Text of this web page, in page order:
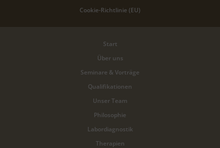
Cookie-Richtlinie (EU)
Start
Über uns
Seminare & Vorträge
Qualifikationen
Unser Team
Philosophie
Labordiagnostik
Therapien